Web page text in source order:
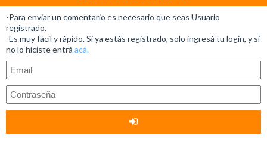
-Para enviar un comentario es necesario que seas Usuario
registrado.
-Es muy fácil y rápido. Si ya estás registrado, solo ingresá tu login, y si
no lo hiciste entrá acá.